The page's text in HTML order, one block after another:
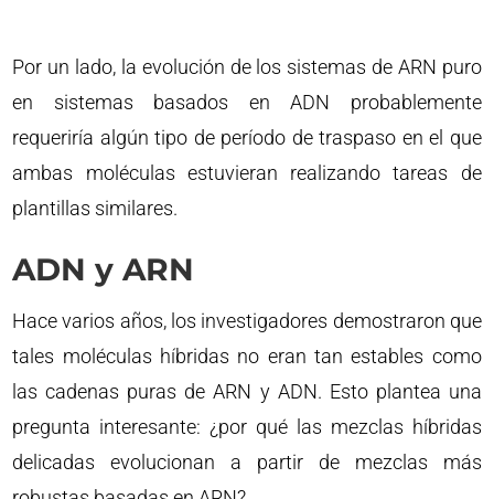
Por un lado, la evolución de los sistemas de ARN puro
en sistemas basados ​​en ADN probablemente
requeriría algún tipo de período de traspaso en el que
ambas moléculas estuvieran realizando tareas de
plantillas similares.
ADN y ARN
Hace varios años, los investigadores demostraron que
tales moléculas híbridas no eran tan estables como
las cadenas puras de ARN y ADN. Esto plantea una
pregunta interesante: ¿por qué las mezclas híbridas
delicadas evolucionan a partir de mezclas más